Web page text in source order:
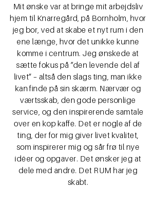
Mit ønske var at bringe mit arbejdsliv
hjem til Knarregård, på Bornholm, hvor
jeg bor, ved at skabe et nyt rum i den
ene længe, hvor det unikke kunne
komme i centrum. Jeg ønskede at
sætte fokus på ”den levende del af
livet” – altså den slags ting, man ikke
kan finde på sin skærm. Nærvær og
værtsskab, den gode personlige
service, og den inspirerende samtale
over en kop kaffe. Det er nogle af de
ting, der for mig giver livet kvalitet,
som inspirerer mig og sår frø til nye
idéer og opgaver. Det ønsker jeg at
dele med andre. Det RUM har jeg
skabt.